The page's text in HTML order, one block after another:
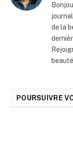
de la
POURSUIVRE